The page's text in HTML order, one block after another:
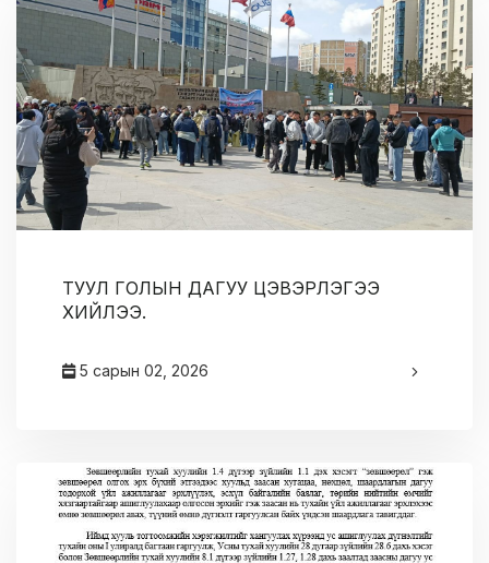
ТУУЛ ГОЛЫН ДАГУУ ЦЭВЭРЛЭГЭЭ
ХИЙЛЭЭ.
5 сарын 02, 2026